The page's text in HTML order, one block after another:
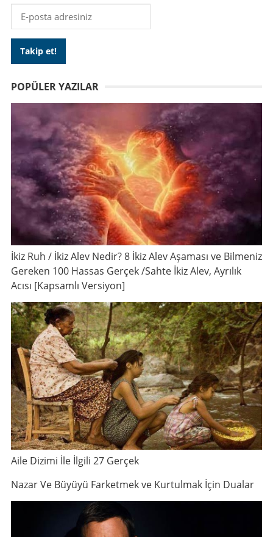
POPÜLER YAZILAR
İkiz Ruh / İkiz Alev Nedir? 8 İkiz Alev Aşaması ve Bilmeniz
Gereken 100 Hassas Gerçek /Sahte İkiz Alev, Ayrılık
Acısı [Kapsamlı Versiyon]
Aile Dizimi İle İlgili 27 Gerçek
Nazar Ve Büyüyü Farketmek ve Kurtulmak İçin Dualar